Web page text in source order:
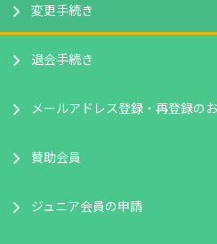
変更手続き
退会手続き
メールアドレス登録・再登録の
賛助会員
ジュニア会員の申請